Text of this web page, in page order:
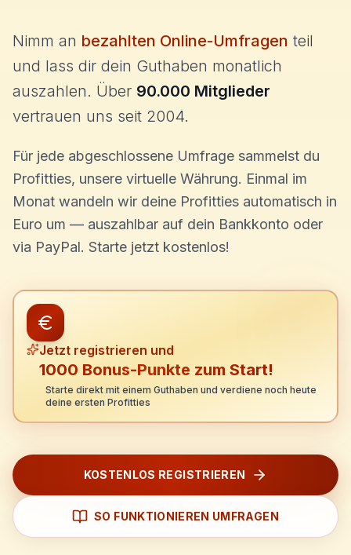
Nimm an bezahlten Online-Umfragen teil
und lass dir dein Guthaben monatlich
auszahlen. Über 90.000 Mitglieder
vertrauen uns seit 2004.
Für jede abgeschlossene Umfrage sammelst du
Profitties, unsere virtuelle Währung. Einmal im
Monat wandeln wir deine Profitties automatisch in
Euro um — auszahlbar auf dein Bankkonto oder
via PayPal. Starte jetzt kostenlos!
Jetzt registrieren und
1000 Bonus-Punkte zum Start!
Starte direkt mit einem Guthaben und verdiene noch heute
deine ersten Profitties
KOSTENLOS REGISTRIEREN
SO FUNKTIONIEREN UMFRAGEN